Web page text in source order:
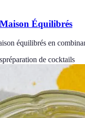
Équilibrés
équilibrés en
préparation de cocktails